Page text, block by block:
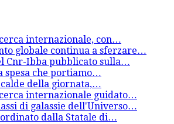
internazionale, con…
globale continua a sferzare…
Cnr-Ibba pubblicato sulla…
spesa che portiamo…
della giornata,…
internazionale guidato…
di galassie dell'Universo…
dalla Statale di…